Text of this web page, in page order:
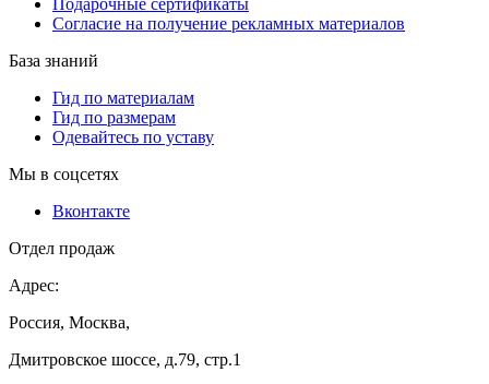
Подарочные сертификаты
Согласие на получение рекламных материалов
База знаний
Гид по материалам
Гид по размерам
Одевайтесь по уставу
Мы в соцсетях
Вконтакте
Отдел продаж
Адрес:
Россия, Москва,
Дмитровское шоссе, д.79, стр.1